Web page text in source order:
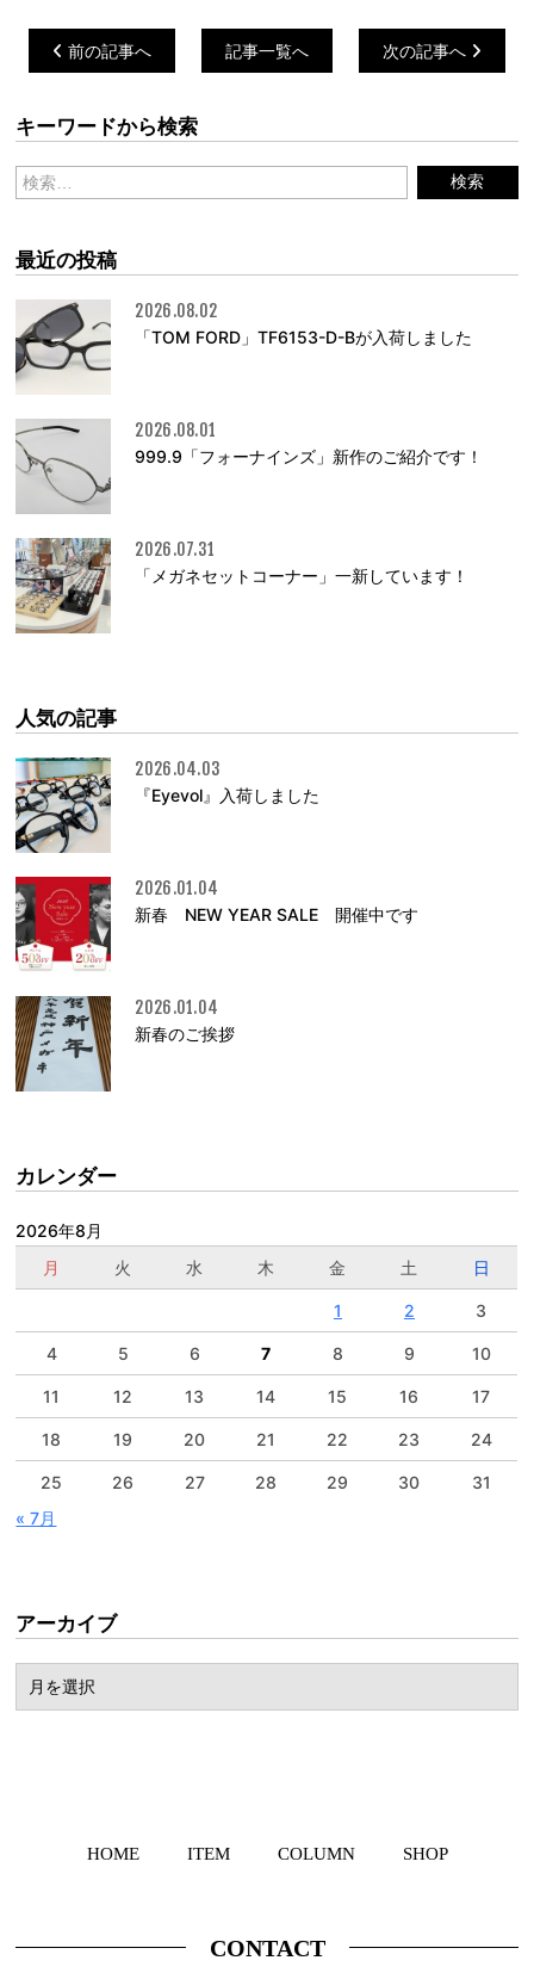
前の記事へ 記事一覧へ 次の記事へ
キーワードから検索
最近の投稿
2026.08.02
「TOM FORD」TF6153-D-Bが入荷しました
2026.08.01
999.9「フォーナインズ」新作のご紹介です！
2026.07.31
「メガネセットコーナー」一新しています！
人気の記事
2026.04.03
『Eyevol』入荷しました
2026.01.04
新春 NEW YEAR SALE 開催中です
2026.01.04
新春のご挨拶
カレンダー
2026年8月
月
火 水 木 金 土 日
1 2 3
4 5 6 7 8 9 10
11 12 13 14 15 16 17
18 19 20 21 22 23 24
25 26 27 28 29 30
31
« 7月
アーカイブ
HOME ITEM COLUMN SHOP
CONTACT